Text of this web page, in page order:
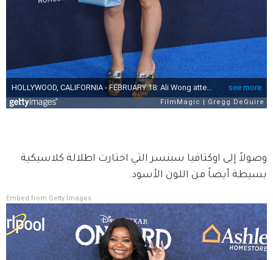
وصولاً إلى اوكتافيا سبنسر التي اختارت اطلالة كلاسيكية
بسيطة أيضاً من اللون الأسود.
Embed from Getty Images